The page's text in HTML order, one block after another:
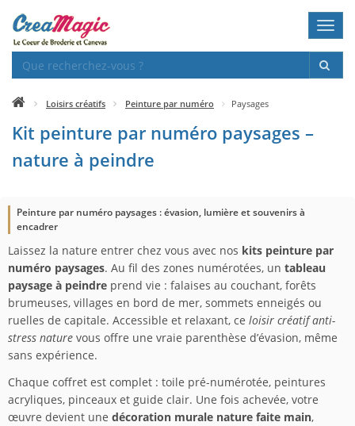
Loisirs créatifs Peinture par numéro Paysages
Kit peinture par numéro paysages –
nature à peindre
Peinture par numéro paysages : évasion, lumière et souvenirs à
encadrer
Laissez la nature entrer chez vous avec nos kits peinture par
numéro paysages. Au fil des zones numérotées, un tableau
paysage à peindre prend vie : falaises au couchant, forêts
brumeuses, villages en bord de mer, sommets enneigés ou
ruelles de capitale. Accessible et relaxant, ce loisir créatif anti-
stress nature vous offre une vraie parenthèse d’évasion, même
sans expérience.
Chaque coffret est complet : toile pré-numérotée, peintures
acryliques, pinceaux et guide clair. Une fois achevée, votre
œuvre devient une décoration murale nature faite main,